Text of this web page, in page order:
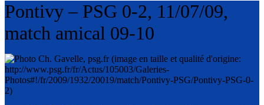
Pontivy – PSG 0-2, 11/07/09,
match amical 09-10